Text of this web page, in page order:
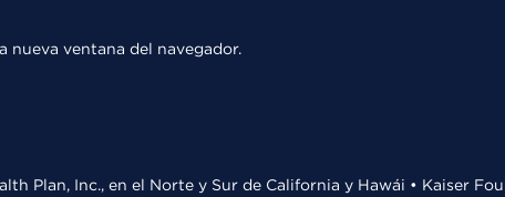
nueva ventana del navegador.
Plan, Inc., en el Norte y Sur de California y Hawái • Kaiser